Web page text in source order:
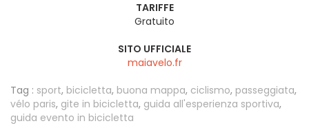
TARIFFE
Gratuito
SITO UFFICIALE
maiavelo.fr
Tag : sport, bicicletta, buona mappa, ciclismo, passeggiata,
vélo paris, gite in bicicletta, guida all'esperienza sportiva,
guida evento in bicicletta